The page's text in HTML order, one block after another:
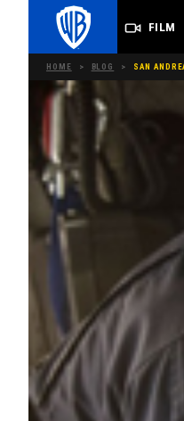
FILM
HOME > BLOG > SAN